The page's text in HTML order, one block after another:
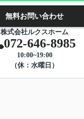
無料お問い合わせ
株式会社ルクスホーム
072-646-8985
10:00~19:00
（休：水曜日）